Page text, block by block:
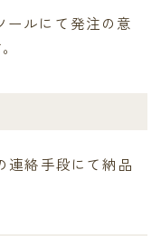
ールにて発注の意
連絡手段にて納品